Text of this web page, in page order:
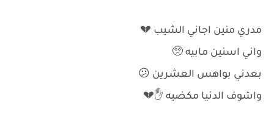
مدري منين اجاني الشيب 💔
واني اسنين مابيه 🥺
بعدني بواهس العشرين 😕
واشوف الدنيا مكضيه ✋💔